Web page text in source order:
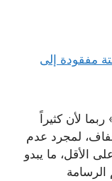
لأن كثيراً
لمجرد عدم
الأقل، ما يبدو